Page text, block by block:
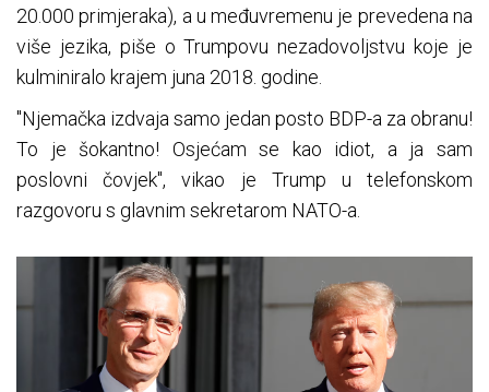
20.000 primjeraka), a u međuvremenu je prevedena na
više jezika, piše o Trumpovu nezadovoljstvu koje je
kulminiralo krajem juna 2018. godine.
"Njemačka izdvaja samo jedan posto BDP-a za obranu!
To je šokantno! Osjećam se kao idiot, a ja sam
poslovni čovjek", vikao je Trump u telefonskom
razgovoru s glavnim sekretarom NATO-a.